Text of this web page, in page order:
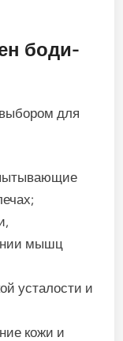
боди-
для
мышц
усталости и
кожи и